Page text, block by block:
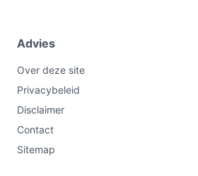
Advies
Over deze site
Privacybeleid
Disclaimer
Contact
Sitemap